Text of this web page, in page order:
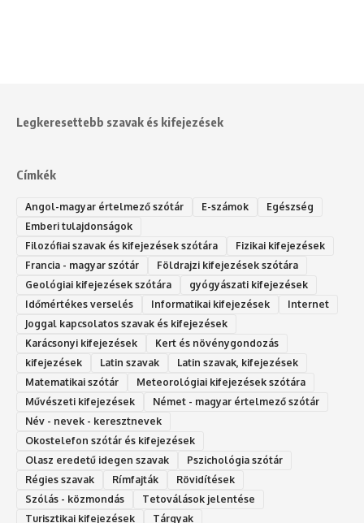
Legkeresettebb szavak és kifejezések
Címkék
Angol-magyar értelmező szótár E-számok
Egészség
Emberi tulajdonságok
Filozófiai szavak és kifejezések szótára
Fizikai kifejezések
Francia - magyar szótár
Földrajzi kifejezések szótára
Geológiai kifejezések szótára
gyógyászati kifejezések
Időmértékes verselés
Informatikai kifejezések
Internet
Joggal kapcsolatos szavak és kifejezések
Karácsonyi kifejezések
Kert és növénygondozás
kifejezések
Latin szavak
Latin szavak, kifejezések
Matematikai szótár
Meteorológiai kifejezések szótára
Művészeti kifejezések
Német - magyar értelmező szótár
Név - nevek - keresztnevek
Okostelefon szótár és kifejezések
Olasz eredetű idegen szavak
Ps‮gólohciz‬ia s‮átóz‬r
Régies szavak
Rímfajták
Rövidítések
Szólás - közmondás
Tetoválások jelentése
Turisztikai kifejezések
Tárgyak